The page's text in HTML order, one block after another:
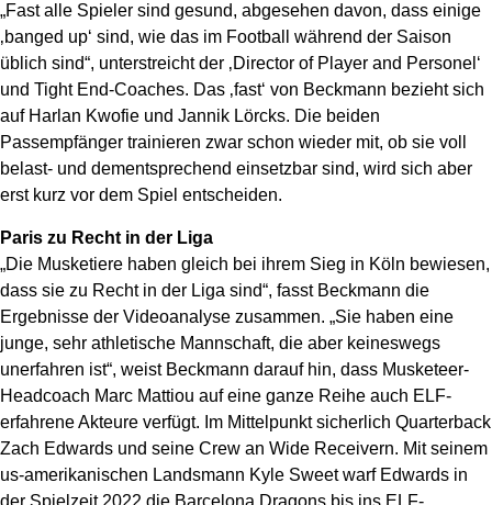
„Fast alle Spieler sind gesund, abgesehen davon, dass einige
‚banged up‘ sind, wie das im Football während der Saison
üblich sind“, unterstreicht der ‚Director of Player and Personel‘
und Tight End-Coaches. Das ‚fast‘ von Beckmann bezieht sich
auf Harlan Kwofie und Jannik Lörcks. Die beiden
Passempfänger trainieren zwar schon wieder mit, ob sie voll
belast- und dementsprechend einsetzbar sind, wird sich aber
erst kurz vor dem Spiel entscheiden.
Paris zu Recht in der Liga
„Die Musketiere haben gleich bei ihrem Sieg in Köln bewiesen,
dass sie zu Recht in der Liga sind“, fasst Beckmann die
Ergebnisse der Videoanalyse zusammen. „Sie haben eine
junge, sehr athletische Mannschaft, die aber keineswegs
unerfahren ist“, weist Beckmann darauf hin, dass Musketeer-
Headcoach Marc Mattiou auf eine ganze Reihe auch ELF-
erfahrene Akteure verfügt. Im Mittelpunkt sicherlich Quarterback
Zach Edwards und seine Crew an Wide Receivern. Mit seinem
us-amerikanischen Landsmann Kyle Sweet warf Edwards in
der Spielzeit 2022 die Barcelona Dragons bis ins ELF-